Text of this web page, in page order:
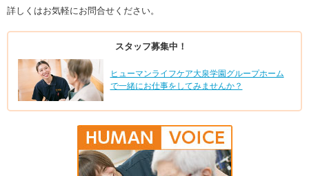
詳しくはお気軽にお問合せください。
スタッフ募集中！
ヒューマンライフケア大泉学園グループホーム
で一緒にお仕事をしてみませんか？